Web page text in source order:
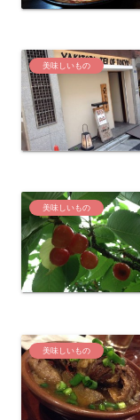
美味しいもの
美味しいもの
美味しいもの